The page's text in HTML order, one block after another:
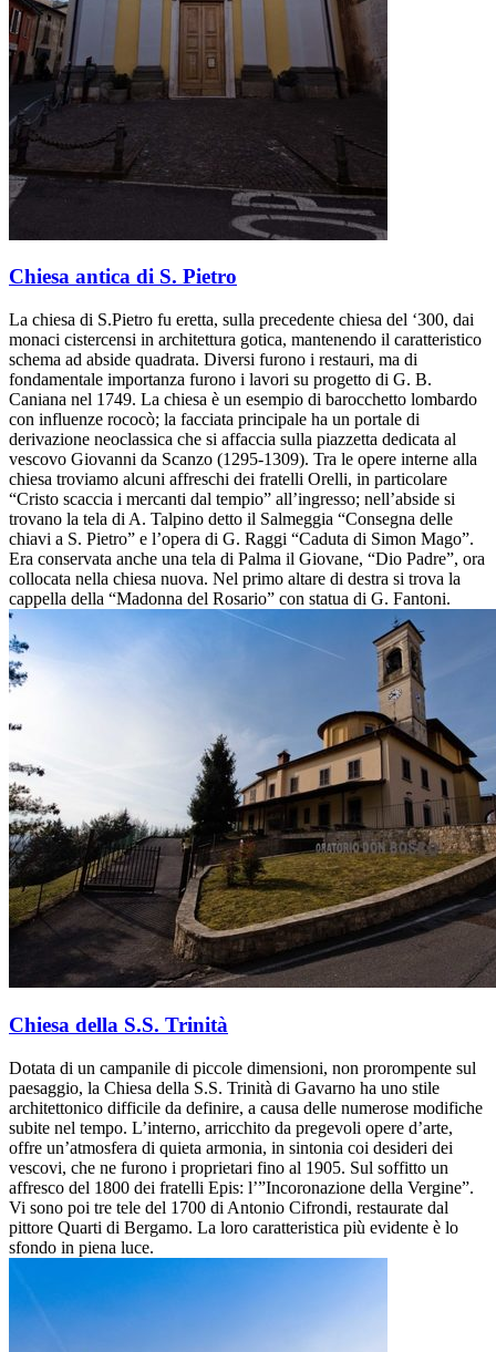
Chiesa antica di S. Pietro
La chiesa di S.Pietro fu eretta, sulla precedente chiesa del ‘300, dai
monaci cistercensi in architettura gotica, mantenendo il caratteristico
schema ad abside quadrata. Diversi furono i restauri, ma di
fondamentale importanza furono i lavori su progetto di G. B.
Caniana nel 1749. La chiesa è un esempio di barocchetto lombardo
con influenze rococò; la facciata principale ha un portale di
derivazione neoclassica che si affaccia sulla piazzetta dedicata al
vescovo Giovanni da Scanzo (1295-1309). Tra le opere interne alla
chiesa troviamo alcuni affreschi dei fratelli Orelli, in particolare
“Cristo scaccia i mercanti dal tempio” all’ingresso; nell’abside si
trovano la tela di A. Talpino detto il Salmeggia “Consegna delle
chiavi a S. Pietro” e l’opera di G. Raggi “Caduta di Simon Mago”.
Era conservata anche una tela di Palma il Giovane, “Dio Padre”, ora
collocata nella chiesa nuova. Nel primo altare di destra si trova la
cappella della “Madonna del Rosario” con statua di G. Fantoni.
Chiesa della S.S. Trinità
Dotata di un campanile di piccole dimensioni, non prorompente sul
paesaggio, la Chiesa della S.S. Trinità di Gavarno ha uno stile
architettonico difficile da definire, a causa delle numerose modifiche
subite nel tempo. L’interno, arricchito da pregevoli opere d’arte,
offre un’atmosfera di quieta armonia, in sintonia coi desideri dei
vescovi, che ne furono i proprietari fino al 1905. Sul soffitto un
affresco del 1800 dei fratelli Epis: l’”Incoronazione della Vergine”.
Vi sono poi tre tele del 1700 di Antonio Cifrondi, restaurate dal
pittore Quarti di Bergamo. La loro caratteristica più evidente è lo
sfondo in piena luce.